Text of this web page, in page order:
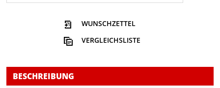
WUNSCHZETTEL
VERGLEICHSLISTE
BESCHREIBUNG